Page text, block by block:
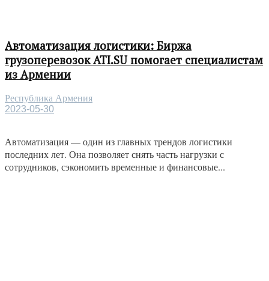
Автоматизация логистики: Биржа
грузоперевозок ATI.SU помогает специалистам
из Армении
Республика Армения
2023-05-30
Автоматизация — один из главных трендов логистики
последних лет. Она позволяет снять часть нагрузки с
сотрудников, сэкономить временные и финансовые...